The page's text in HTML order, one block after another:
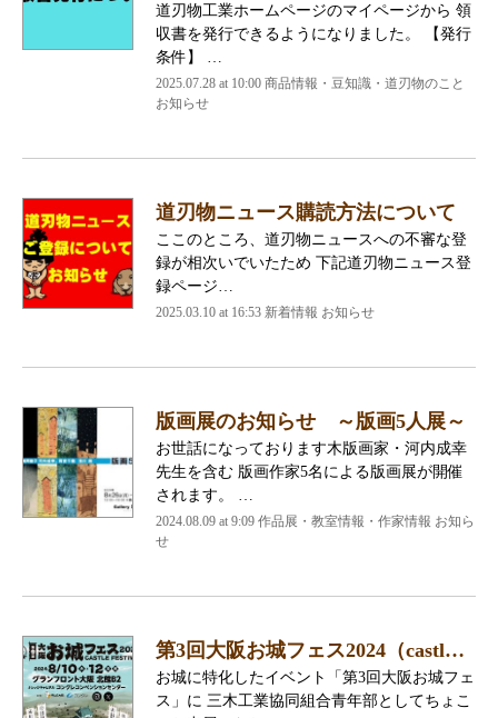
道刃物工業ホームページのマイページから 領
収書を発行できるようになりました。 【発行
条件】 …
2025.07.28 at 10:00 商品情報・豆知識・道刃物のこと
お知らせ
道刃物ニュース購読方法について
ここのところ、道刃物ニュースへの不審な登
録が相次いでいたため 下記道刃物ニュース登
録ページ…
2025.03.10 at 16:53 新着情報 お知らせ
版画展のお知らせ ～版画5人展～
お世話になっております木版画家・河内成幸
先生を含む 版画作家5名による版画展が開催
されます。 …
2024.08.09 at 9:09 作品展・教室情報・作家情報 お知ら
せ
第3回大阪お城フェス2024（castl…
お城に特化したイベント「第3回大阪お城フェ
ス」に 三木工業協同組合青年部としてちょこ